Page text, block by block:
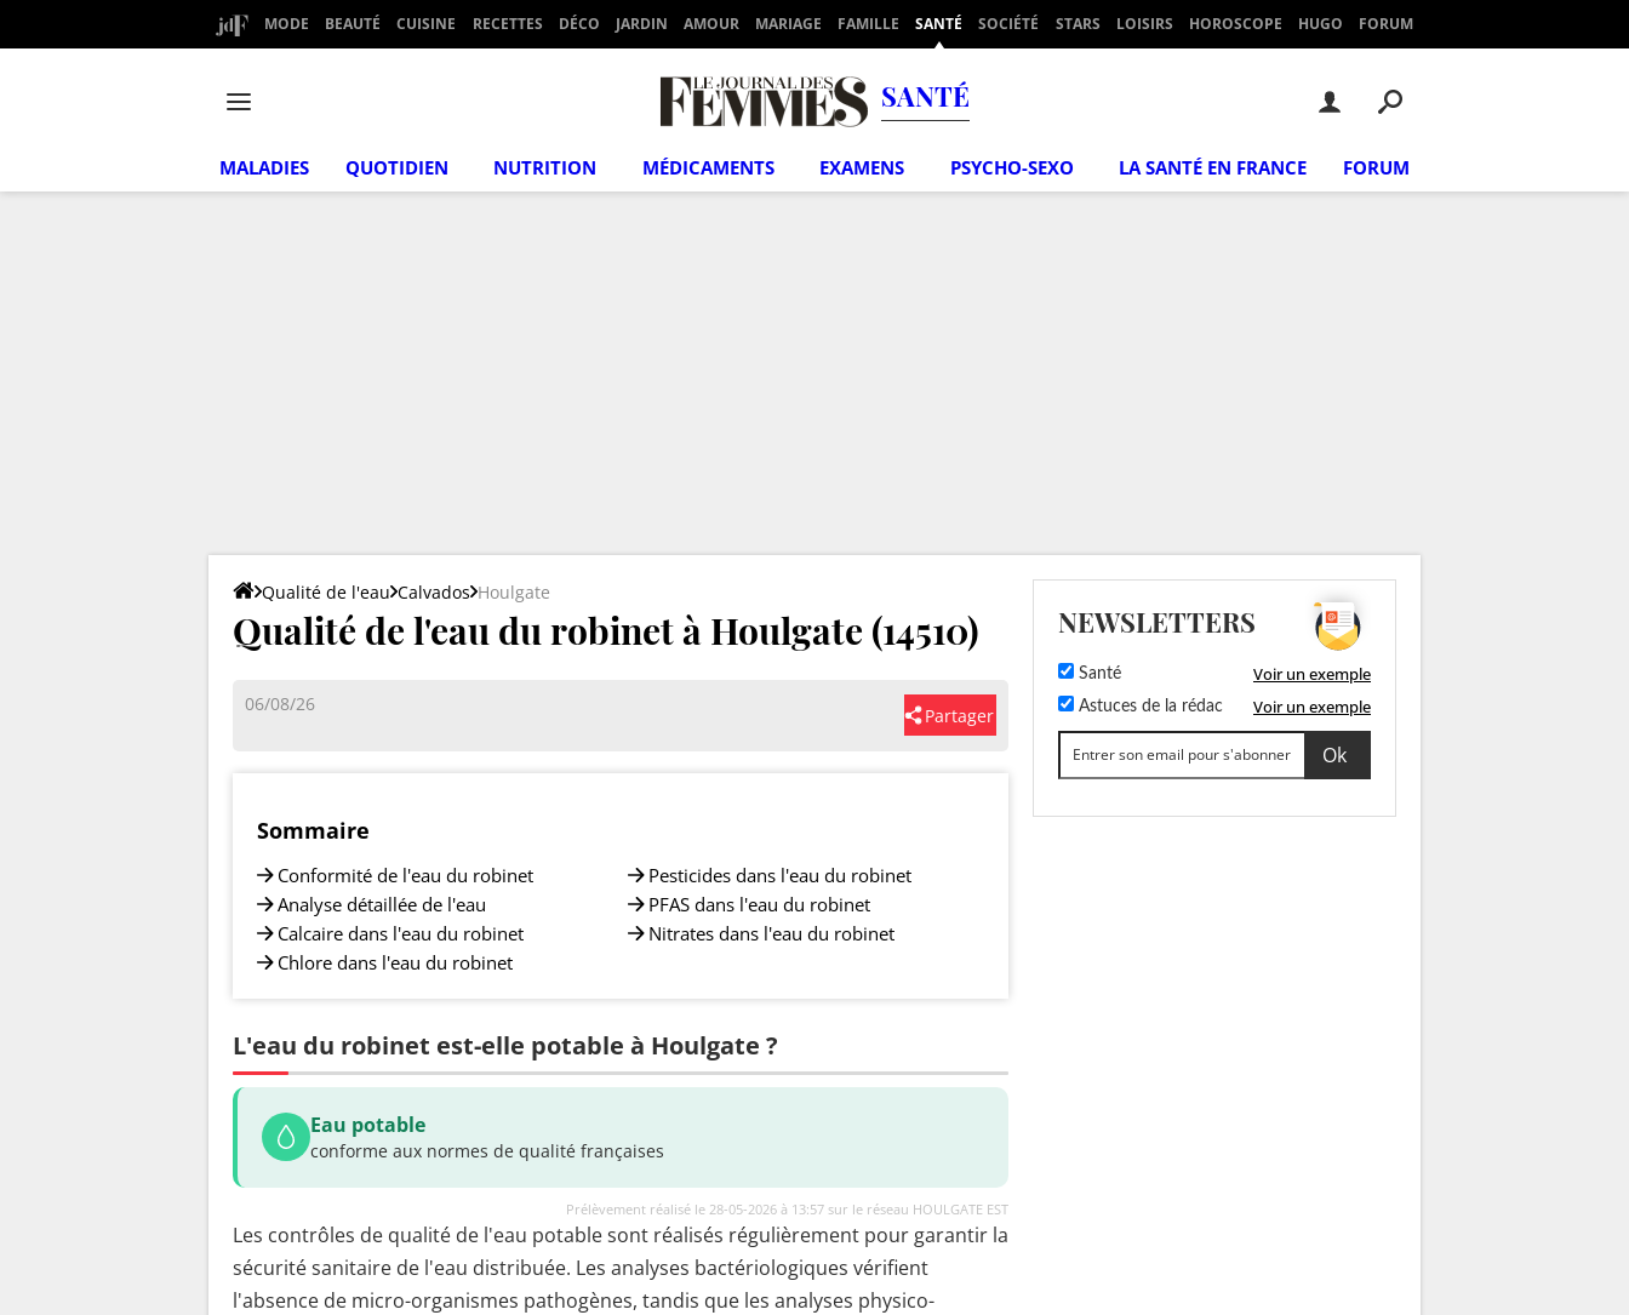
MODE BEAUTÉ CUISINE RECETTES DÉCO JARDIN AMOUR MARIAGE FAMILLE SANTÉ SOCIÉTÉ STARS LOISIRS HOROSCOPE HUGO FORUM
SANTÉ
MALADIES QUOTIDIEN NUTRITION MÉDICAMENTS EXAMENS PSYCHO-SEXO LA SANTÉ EN FRANCE FORUM
Qualité de l'eau Calvados Houlgate
Qualité de l'eau du robinet à Houlgate (14510)
06/08/26
Partager
Sommaire
Conformité de l'eau du robinet
Analyse détaillée de l'eau
Calcaire dans l'eau du robinet
Chlore dans l'eau du robinet
Pesticides dans l'eau du robinet
PFAS dans l'eau du robinet
Nitrates dans l'eau du robinet
L'eau du robinet est-elle potable à Houlgate ?
Eau potable
conforme aux normes de qualité françaises
Prélèvement réalisé le 28-05-2026 à 13:57 sur le réseau HOULGATE EST
Les contrôles de qualité de l'eau potable sont réalisés régulièrement pour garantir la
sécurité sanitaire de l'eau distribuée. Les analyses bactériologiques vérifient
l'absence de micro-organismes pathogènes, tandis que les analyses physico-
NEWSLETTERS
Santé Voir un exemple
Astuces de la rédac Voir un exemple